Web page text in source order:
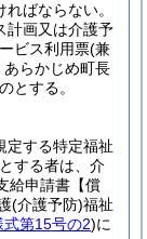
ばならない。
計画又は介護予
ビス利用票(兼
らかじめ町長
とする。
定する特定福祉
する者は、介
給申請書【償
(介護予防)福祉
式第15号の2)に